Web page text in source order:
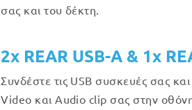
σας και του δέκτη.
2x REAR USB-A & 1x
Συνδέστε τις USB συσκευές σας
Video και Audio clip σας στην